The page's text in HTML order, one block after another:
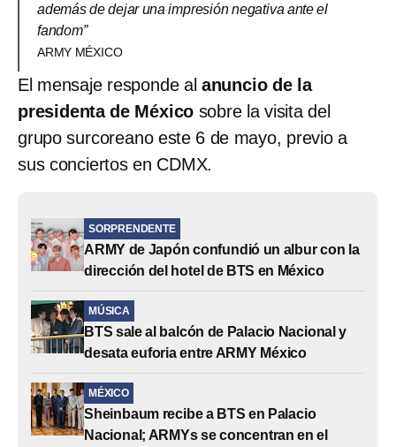
además de dejar una impresión negativa ante el
fandom”
ARMY MÉXICO
El mensaje responde al anuncio de la
presidenta de México sobre la visita del
grupo surcoreano este 6 de mayo, previo a
sus conciertos en CDMX.
SORPRENDENTE
ARMY de Japón confundió un albur con la
dirección del hotel de BTS en México
MÚSICA
BTS sale al balcón de Palacio Nacional y
desata euforia entre ARMY México
MÉXICO
Sheinbaum recibe a BTS en Palacio
Nacional; ARMYs se concentran en el